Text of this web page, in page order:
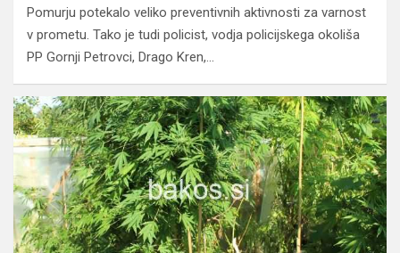
Pomurju potekalo veliko preventivnih aktivnosti za varnost
v prometu. Tako je tudi policist, vodja policijskega okoliša
PP Gornji Petrovci, Drago Kren,…